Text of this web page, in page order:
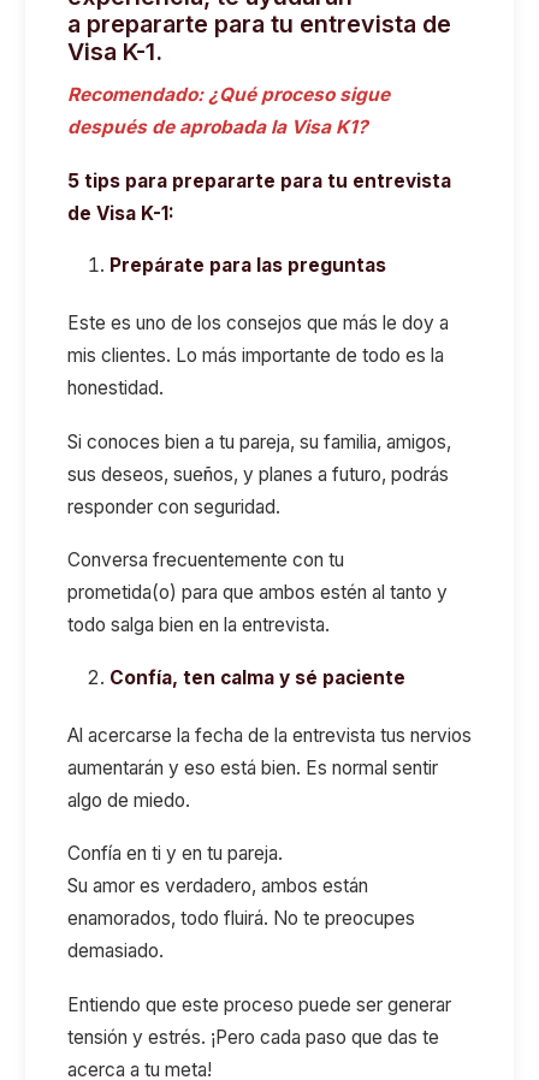
a prepararte para tu entrevista de
Visa K-1.
Recomendado: ¿Qué proceso sigue
después de aprobada la Visa K1?
5 tips para prepararte para tu entrevista
de Visa K-1:
Prepárate para las preguntas
Este es uno de los consejos que más le doy a
mis clientes. Lo más importante de todo es la
honestidad.
Si conoces bien a tu pareja, su familia, amigos,
sus deseos, sueños, y planes a futuro, podrás
responder con seguridad.
Conversa frecuentemente con tu
prometida(o) para que ambos estén al tanto y
todo salga bien en la entrevista.
Confía, ten calma y sé paciente
Al acercarse la fecha de la entrevista tus nervios
aumentarán y eso está bien. Es normal sentir
algo de miedo.
Confía en ti y en tu pareja.
Su amor es verdadero, ambos están
enamorados, todo fluirá. No te preocupes
demasiado.
Entiendo que este proceso puede ser generar
tensión y estrés. ¡Pero cada paso que das te
acerca a tu meta!